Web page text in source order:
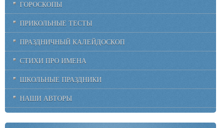
ГОРОСКОПЫ
ПРИКОЛЬНЫЕ ТЕСТЫ
ПРАЗДНИЧНЫЙ КАЛЕЙДОСКОП
СТИХИ ПРО ИМЕНА
ШКОЛЬНЫЕ ПРАЗДНИКИ
НАШИ АВТОРЫ